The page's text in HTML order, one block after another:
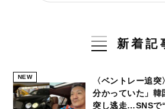
新着記
NEW
〈ベントレー追
分かっていた」韓
突し逃走…SNSで